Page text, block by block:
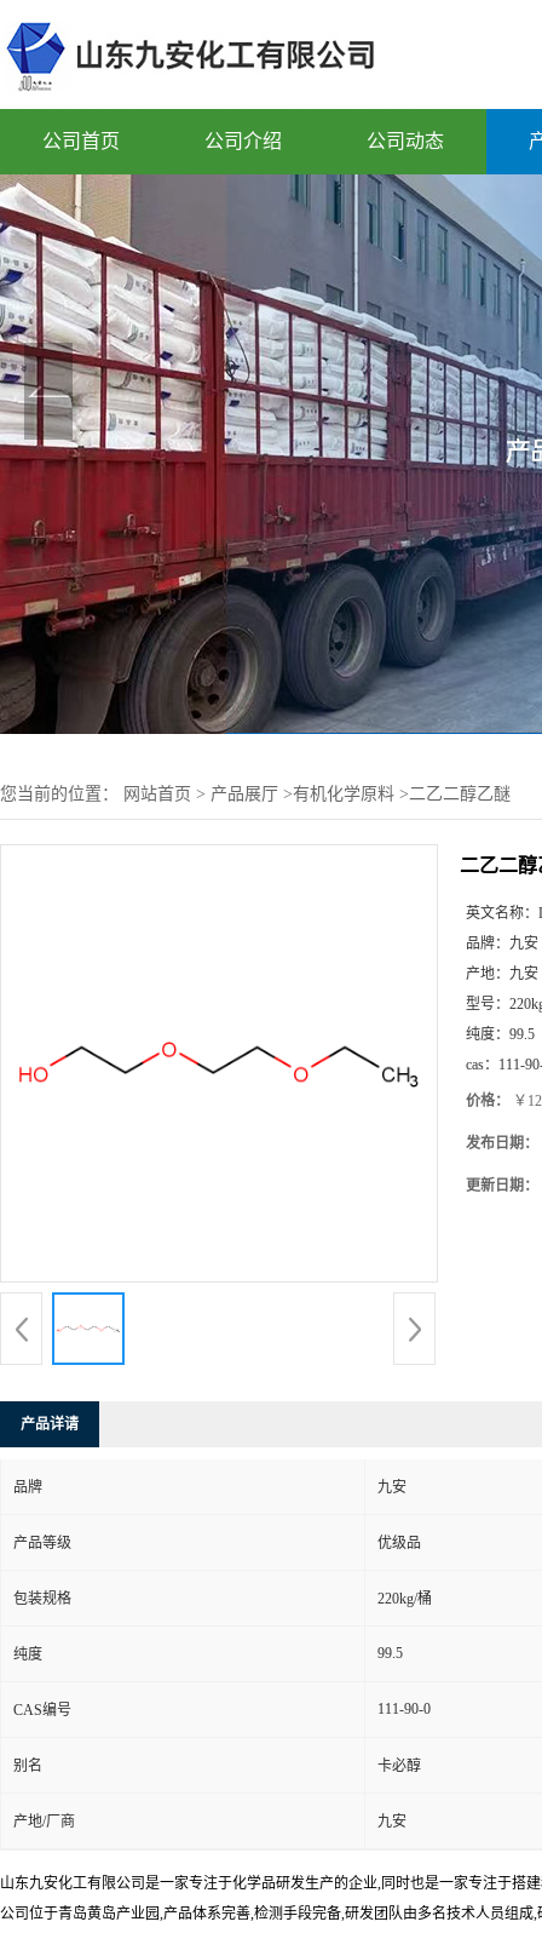
公司首页 公司介绍 公司动态
您当前的位置： 网站首页 > 产品展厅 >有机化学原料 >二乙二醇乙醚
二乙二醇
英文名称：
品牌： 九安
产地： 九安
型号：
纯度： 99.5
cas： 111-
价格： ￥
发布日期：
更新日期：
产品详请
品牌 九安
产品等级 优级品
包装规格 220kg/桶
纯度 99.5
CAS编号 111-90-0
别名 卡必醇
产地/厂商 九安
山东九安化工有限公司是一家专注于化学品研发生产的企业,同时也是一家专注于搭
公司位于青岛黄岛产业园,产品体系完善,检测手段完备,研发团队由多名技术人员组